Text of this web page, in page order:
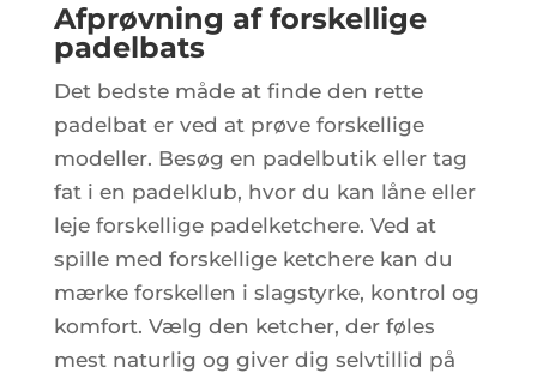
Afprøvning af forskellige
padelbats
Det bedste måde at finde den rette
padelbat er ved at prøve forskellige
modeller. Besøg en padelbutik eller tag
fat i en padelklub, hvor du kan låne eller
leje forskellige padelketchere. Ved at
spille med forskellige ketchere kan du
mærke forskellen i slagstyrke, kontrol og
komfort. Vælg den ketcher, der føles
mest naturlig og giver dig selvtillid på